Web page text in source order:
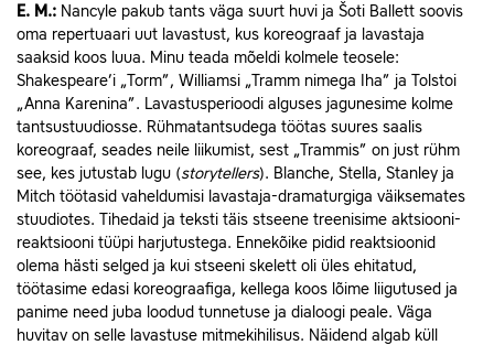
E. M.: Nancyle pakub tants väga suurt huvi ja Šoti Ballett soovis
oma repertuaari uut lavastust, kus koreograaf ja lavastaja
saaksid koos luua. Minu teada mõeldi kolmele teosele:
Shakespeare’i „Torm”, Williamsi „Tramm nimega Iha” ja Tolstoi
„Anna Karenina”. Lavastusperioodi alguses jagunesime kolme
tantsustuudiosse. Rühmatantsudega töötas suures saalis
koreograaf, seades neile liikumist, sest „Trammis” on just rühm
see, kes jutustab lugu (storytellers). Blanche, Stella, Stanley ja
Mitch töötasid vaheldumisi lavastaja-dramaturgiga väiksemates
stuudiotes. Tihedaid ja teksti täis stseene treenisime aktsiooni-
reaktsiooni tüüpi harjutustega. Ennekõike pidid reaktsioonid
olema hästi selged ja kui stseeni skelett oli üles ehitatud,
töötasime edasi koreograafiga, kellega koos lõime liigutused ja
panime need juba loodud tunnetuse ja dialoogi peale. Väga
huvitav on selle lavastuse mitmekihilisus. Näidend algab küll